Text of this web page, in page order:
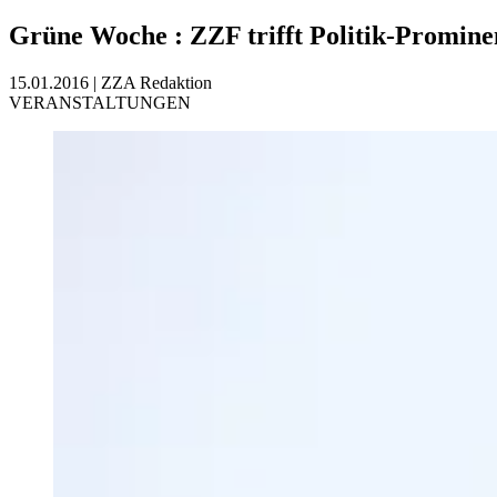
Grüne Woche : ZZF trifft Politik-
15.01.2016 | ZZA Redaktion
VERANSTALTUNGEN